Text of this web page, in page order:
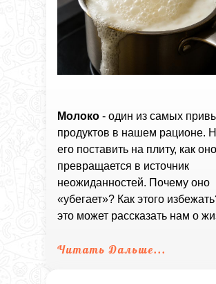
Молоко - один из самых
продуктов в нашем рационе.
его поставить на плиту, как оно
превращается в источник
неожиданностей. Почему оно
«убегает»? Как этого
это может рассказать нам о
Читать Дальше...